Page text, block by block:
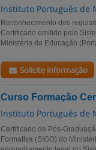
Instituto Português de
Reconhecimento dos
Certificado emitido pelo
Ministério da Educação
Solicite informação
Curso Formação
Instituto Português de
Certificado de Pós-
Formativa (SIGO) do